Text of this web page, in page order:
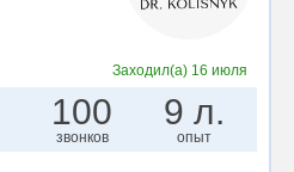
Заходил(а) 16 июля
100
звонков
9 л.
опыт